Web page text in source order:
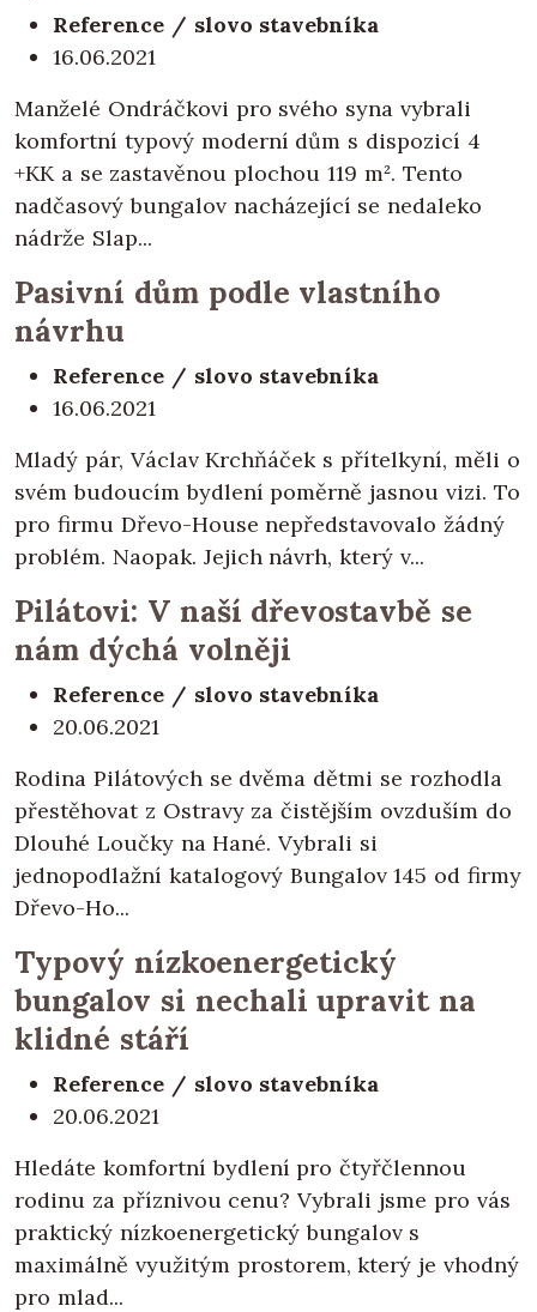
Reference / slovo stavebníka
16.06.2021
Manželé Ondráčkovi pro svého syna vybrali
komfortní typový moderní dům s dispozicí 4
+KK a se zastavěnou plochou 119 m². Tento
nadčasový bungalov nacházející se nedaleko
nádrže Slap...
Pasivní dům podle vlastního
návrhu
Reference / slovo stavebníka
16.06.2021
Mladý pár, Václav Krchňáček s přítelkyní, měli o
svém budoucím bydlení poměrně jasnou vizi. To
pro firmu Dřevo-House nepředstavovalo žádný
problém. Naopak. Jejich návrh, který v...
Pilátovi: V naší dřevostavbě se
nám dýchá volněji
Reference / slovo stavebníka
20.06.2021
Rodina Pilátových se dvěma dětmi se rozhodla
přestěhovat z Ostravy za čistějším ovzduším do
Dlouhé Loučky na Hané. Vybrali si
jednopodlažní katalogový Bungalov 145 od firmy
Dřevo-Ho...
Typový nízkoenergetický
bungalov si nechali upravit na
klidné stáří
Reference / slovo stavebníka
20.06.2021
Hledáte komfortní bydlení pro čtyřčlennou
rodinu za příznivou cenu? Vybrali jsme pro vás
praktický nízkoenergetický bungalov s
maximálně využitým prostorem, který je vhodný
pro mlad...